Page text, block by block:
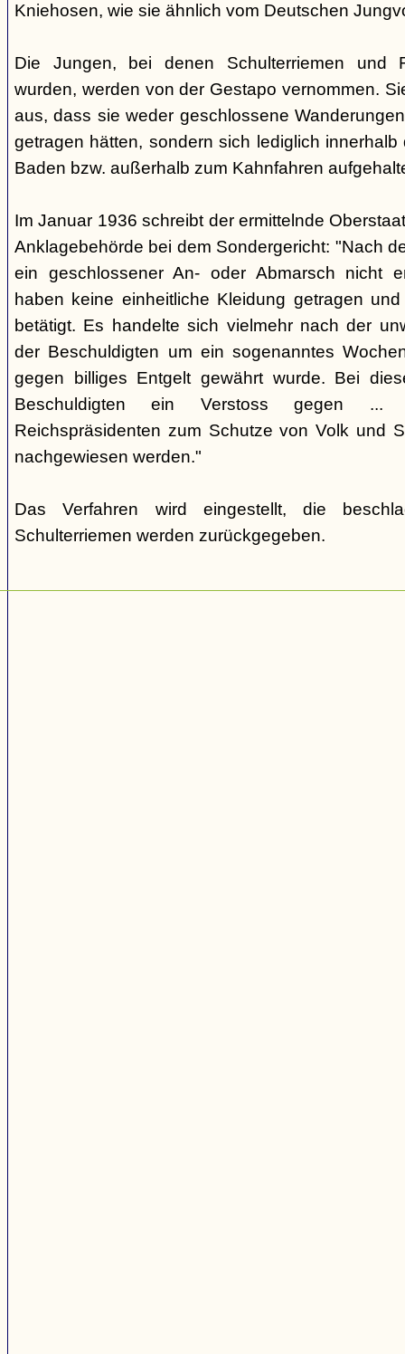
Kniehosen, wie sie ähnlich vom Deutschen
Die Jungen, bei denen Schulterriemen und
wurden, werden von der Gestapo vernommen.
aus, dass sie weder geschlossene
getragen hätten, sondern sich lediglich
Baden bzw. außerhalb zum Kahnfahren
Im Januar 1936 schreibt der ermittelnde
Anklagebehörde bei dem Sondergericht: "Nach
ein geschlossener An- oder Abmarsch nicht
haben keine einheitliche Kleidung getragen
betätigt. Es handelte sich vielmehr nach der
der Beschuldigten um ein sogenanntes
gegen billiges Entgelt gewährt wurde. Bei
Beschuldigten ein Verstoss gegen ...
Reichspräsidenten zum Schutze von Volk und
nachgewiesen werden."
Das Verfahren wird eingestellt, die
Schulterriemen werden zurückgegeben.